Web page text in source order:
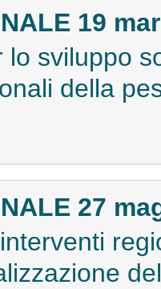
19
lo sviluppo
della
27